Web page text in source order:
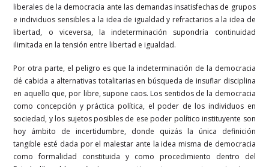
liberales de la democracia ante las demandas insatisfechas de grupos
e individuos sensibles a la idea de igualdad y refractarios a la idea de
libertad, o viceversa, la indeterminación supondría continuidad
ilimitada en la tensión entre libertad e igualdad.
Por otra parte, el peligro es que la indeterminación de la democracia
dé cabida a alternativas totalitarias en búsqueda de insuflar disciplina
en aquello que, por libre, supone caos. Los sentidos de la democracia
como concepción y práctica política, el poder de los individuos en
sociedad, y los sujetos posibles de ese poder político instituyente son
hoy ámbito de incertidumbre, donde quizás la única definición
tangible esté dada por el malestar ante la idea misma de democracia
como formalidad constituida y como procedimiento dentro del